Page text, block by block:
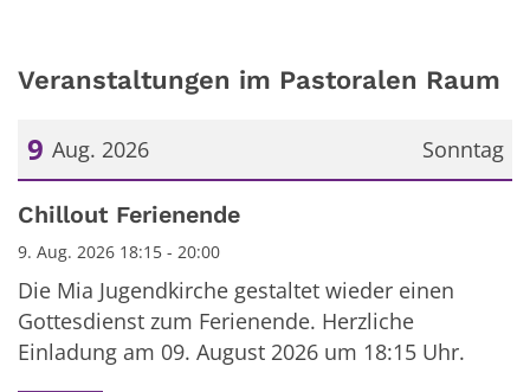
Veranstaltungen im Pastoralen Raum
Sonntag
9 Aug. 2026
Datum: 9. August 2026
Chillout Ferienende
9. Aug. 2026 18:15 - 20:00
Die Mia Jugendkirche gestaltet wieder einen
Gottesdienst zum Ferienende. Herzliche
Einladung am 09. August 2026 um 18:15 Uhr.